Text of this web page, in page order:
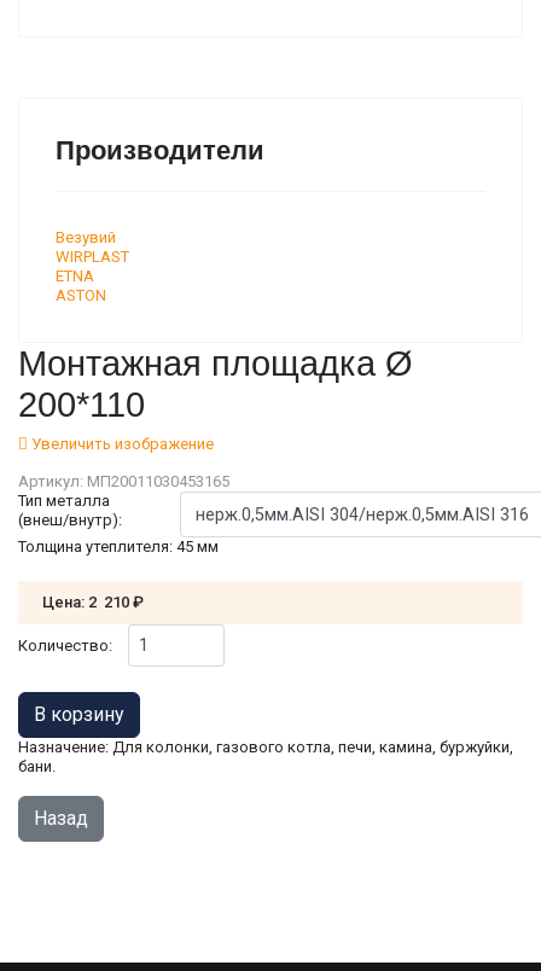
Производители
Везувий
WIRPLAST
ETNA
ASTON
Монтажная площадка Ø
200*110
Увеличить изображение
Артикул: МП20011030453165
Тип металла
(внеш/внутр):
Толщина утеплителя: 45 мм
Цена: 2 210 ₽
Количество:
Назначение: Для колонки, газового котла, печи, камина, буржуйки,
бани.